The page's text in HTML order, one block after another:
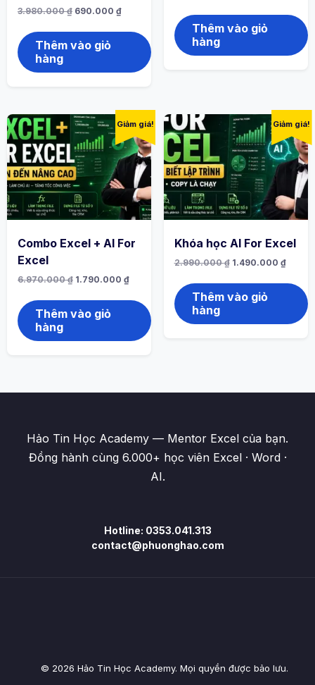
3.980.000₫ 690.000 ₫
Thêm vào giỏ
hàng
Thêm vào giỏ
hàng
Giảm giá!
Combo Excel + AI For
Excel
6.970.000₫ 1.790.000 ₫
Thêm vào giỏ
hàng
Giảm giá!
Khóa học AI For Excel
2.990.000₫ 1.490.000 ₫
Thêm vào giỏ
hàng
Hảo Tin Học Academy — Mentor Excel của bạn.
Đồng hành cùng 6.000+ học viên Excel · Word ·
AI.
Hotline: 0353.041.313
contact@phuonghao.com
© 2026 Hảo Tin Học Academy. Mọi quyền được bảo lưu.